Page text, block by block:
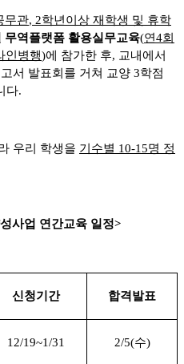
무관, 2학년이상 재학생 및 휴학
무역플랫폼 활용실무교육(연4회
인병행)에 참가한 후, 교내에서
서 발표회를 거쳐 교양 3학점
다.
우리 학생을 기수별 10-15명 정
사업 연간교육 일정>
신청기간 합격발표
12/19~1/31 2/5(수)